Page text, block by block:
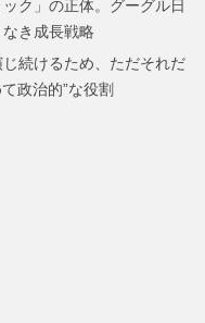
ー
ジ
ー
ジ
ー
ジ
ー
ジ
ク」の正体。グーグル日
き成長戦略
続けるため、ただそれだ
政治的”な役割